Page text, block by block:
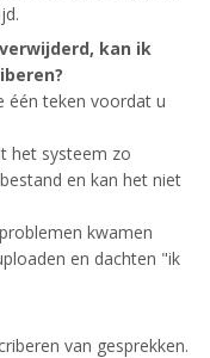
kan ik
één teken voordat u
het systeem zo
en kan het niet
kwamen
en dachten "ik
van gesprekken.